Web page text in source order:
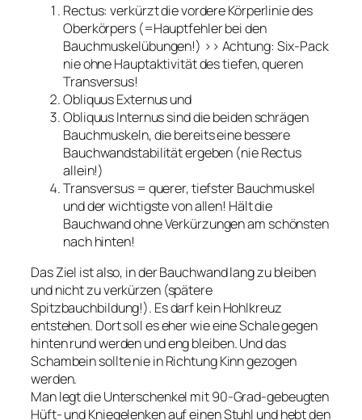
Rectus: verkürzt die vordere Körperlinie des
Oberkörpers (=Hauptfehler bei den
Bauchmuskelübungen!) >> Achtung: Six-Pack
nie ohne Hauptaktivität des tiefen, queren
Transversus!
Obliquus Externus und
Obliquus Internus sind die beiden schrägen
Bauchmuskeln, die bereits eine bessere
Bauchwandstabilität ergeben (nie Rectus
allein!)
Transversus = querer, tiefster Bauchmuskel
und der wichtigste von allen! Hält die
Bauchwand ohne Verkürzungen am schönsten
nach hinten!
Das Ziel ist also, in der Bauchwand lang zu bleiben
und nicht zu verkürzen (spätere
Spitzbauchbildung!). Es darf kein Hohlkreuz
entstehen. Dort soll es eher wie eine Schale gegen
hinten rund werden und eng bleiben. Und das
Schambein sollte nie in Richtung Kinn gezogen
werden.
Man legt die Unterschenkel mit 90-Grad-gebeugten
Hüft- und Kniegelenken auf einen Stuhl und hebt den